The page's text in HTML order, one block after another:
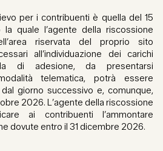
per i contribuenti è quella del 15
quale l’agente della riscossione
riservata del proprio sito
all’individuazione dei carichi
di adesione, da presentarsi
telematica, potrà essere
giorno successivo e, comunque,
2026. L’agente della riscossione
ai contribuenti l’ammontare
dovute entro il 31 dicembre 2026.